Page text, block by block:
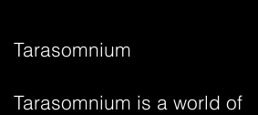
Tarasomnium
Tarasomnium is a world of